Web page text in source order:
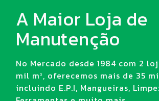
A Maior Loja de
Manutenção
No Mercado desde 1984 com 2
mil m², oferecemos mais de 35
incluindo E.P.I, Mangueiras,